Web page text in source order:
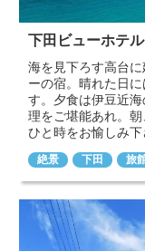
下田ビューホテル
海を見下ろす高台
ーの宿。晴れた日
す。夕食は伊豆近
理をご堪能あれ。
ひと時をお愉しみ下
絶景 下田 旅